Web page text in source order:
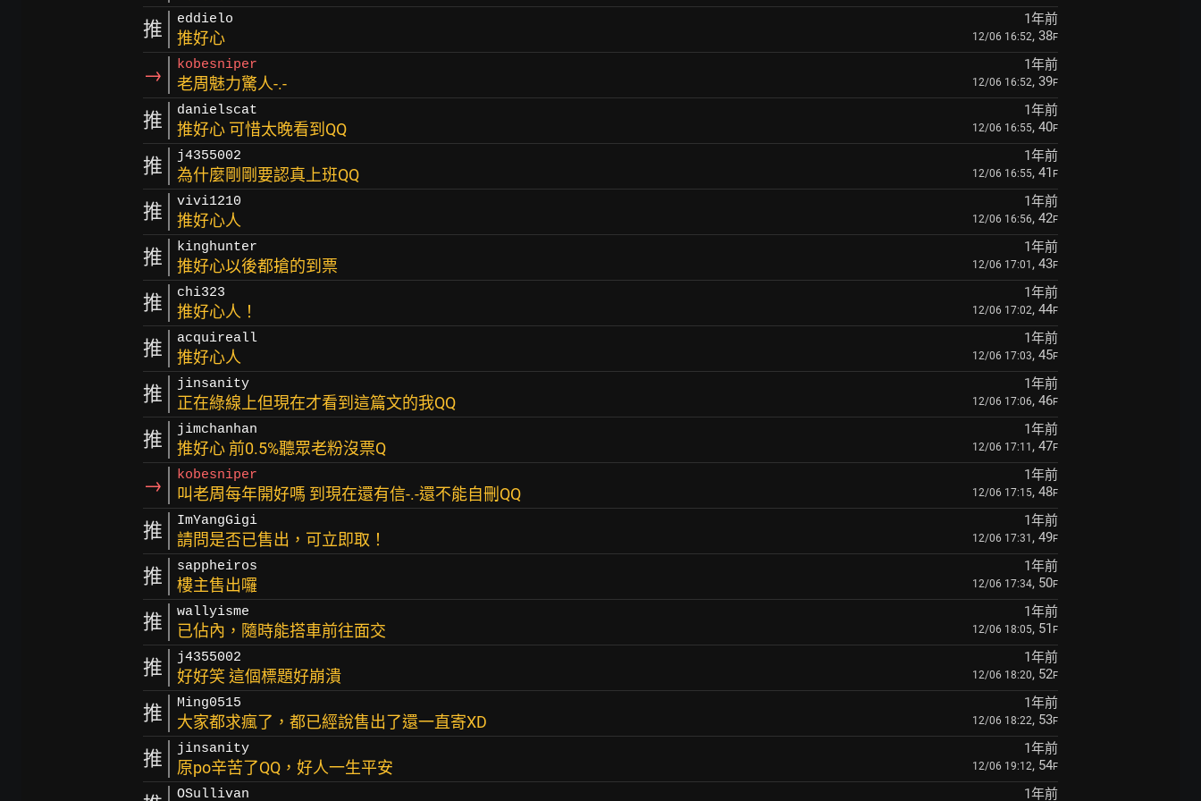
推 eddielo 1年前
推好心 12/06 16:52, 38F
→ kobesniper 1年前
老周魅力驚人-.- 12/06 16:52, 39F
推 danielscat 1年前
推好心 可惜太晚看到QQ 12/06 16:55, 40F
推 j4355002 1年前
為什麼剛剛要認真上班QQ 12/06 16:55, 41 F
推 vivi1210 1年前
推好心人 12/06 16:56, 42F
推 kinghunter 1年前
推好心以後都搶的到票 12/06 17:01 , 43F
推 chi323 1年前
推好心人！ 12/06 17:02, 44F
推 acquireall 1年前
推好心人 12/06 17:03, 45F
推 jinsanity 1年前
正在綠線上但現在才看到這篇文的我QQ 12/06 17:06, 46F
推 jimchanhan 1年前
推好心 前0.5%聽眾老粉沒票Q 12/06 17:11 , 47F
→ kobesniper 1年前
叫老周每年開好嗎 到現在還有信-.-還不能自刪QQ 12/06 17:15, 48F
推 ImYangGigi 1年前
請問是否已售出，可立即取！ 12/06 17:31 , 49F
推 sappheiros 1年前
樓主售出囉 12/06 17:34, 50F
推 wallyisme 1年前
已佔內，隨時能搭車前往面交 12/06 18:05, 51 F
推 j4355002 1年前
好好笑 這個標題好崩潰 12/06 18:20, 52F
推 Ming0515 1年前
大家都求瘋了，都已經說售出了還一直寄XD 12/06 18:22, 53F
推 jinsanity 1年前
原po辛苦了QQ，好人一生平安 12/06 19:12, 54F
OSullivan 1年前